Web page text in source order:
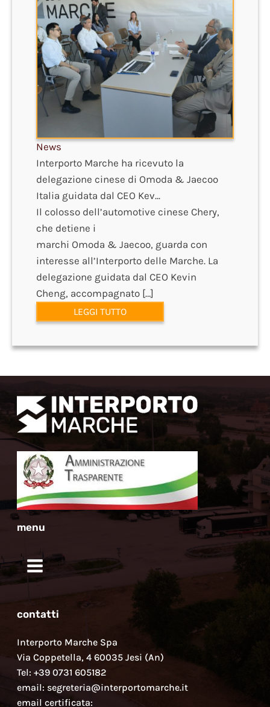
News
Interporto Marche ha ricevuto la
delegazione cinese di Omoda & Jaecoo
Italia guidata dal CEO Kev...
Il colosso dell’automotive cinese Chery,
che detiene i
marchi Omoda & Jaecoo, guarda con
interesse all’Interporto delle Marche. La
delegazione guidata dal CEO Kevin
Cheng, accompagnato […]
LEGGI TUTTO
menu
contatti
Interporto Marche Spa
Via Coppetella, 4 60035 Jesi (An)
Tel: +39 0731 605182
email: segreteria@interportomarche.it
email certificata: